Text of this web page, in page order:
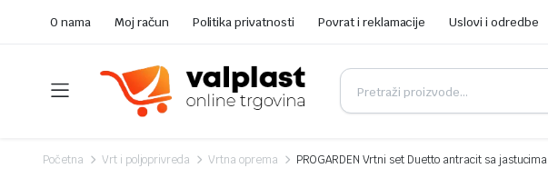
O nama Moj račun Politika privatnosti Povrat i reklamacije Uslovi i odredbe
Početna Vrt i poljoprivreda Vrtna oprema PROGARDEN Vrtni set Duetto antracit sa jastucima